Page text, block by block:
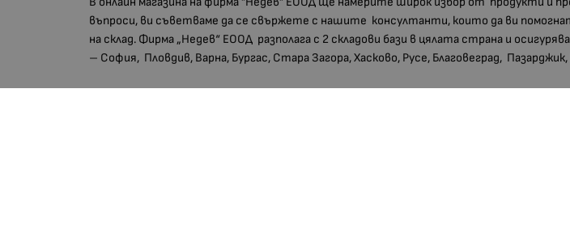
въпроси, ви съветваме да се свържете с нашите консултанти, които да ви
на склад. Фирма „Недев“ ЕООД разполага с 2 складови бази в цялата страна и
– София, Пловдив, Варна, Бургас, Стара Загора, Хасково, Русе, Благовеград,